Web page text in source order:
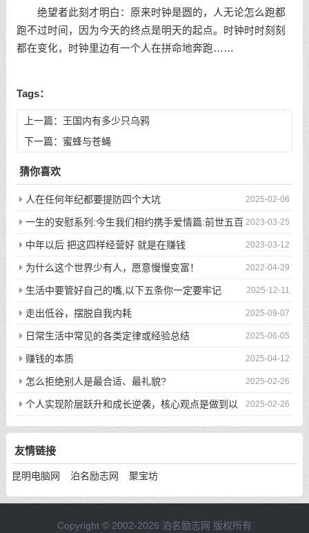
绝望者此刻才明白：原来时钟是圆的，人无论怎么跑都
跑不过时间，因为今天的终点是明天的起点。时钟时时刻刻
都在变化，时钟里边有一个人在拼命地奔跑……
Tags：
上一篇： 王国内有多少只乌鸦
下一篇： 蜜蜂与苍蝇
猜你喜欢
2025-02-06
人在任何年纪都要提防四个大坑
2023-03-25
一生的安慰系列:今生我们相约携手爱情篇:前世五百
次的回眸才换来今生的相遇
2023-03-12
中年以后 把这四样经营好 就是在赚钱
2022-04-29
为什么这个世界少有人，愿意慢慢变富！
2025-12-11
生活中要管好自己的嘴,以下五条你一定要牢记
2025-09-07
走出低谷，摆脱自我内耗
2025-06-05
日常生活中常见的各类定律或经验总结
2025-04-12
赚钱的本质
2025-02-26
怎么拒绝别人是最合适、最礼貌?
2025-02-26
个人实现阶层跃升和成长逆袭，核心观点是做到以
下八件事
友情链接
昆明电脑网 泊名励志网 聚宝坊
Copyright © 2002-2026 泊名励志网 版权所有